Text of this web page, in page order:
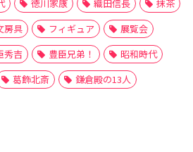
徳川家康 織田信長
抹茶
房具 フィギュア
展覧会
秀吉 豊臣兄弟！
昭和時代
葛飾北斎 鎌倉殿の13人